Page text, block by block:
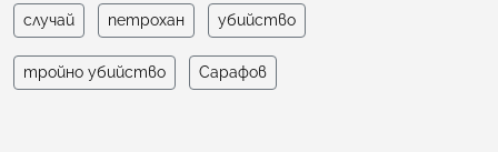
случай петрохан убийство
тройно убийство Сарафов